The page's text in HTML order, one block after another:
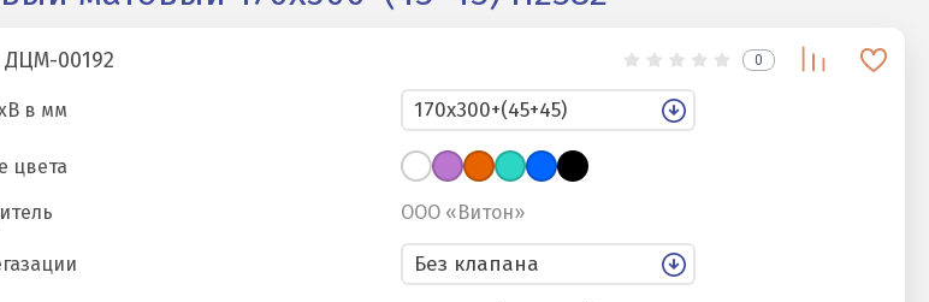
ДЦМ-00192 0
ООО «Витон»
цвета
в мм